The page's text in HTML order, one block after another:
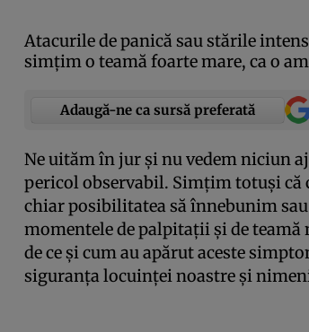
Atacurile de panică sau stările
simţim o teamă foarte mare, ca o
Adaugă-ne ca sursă preferată
Ne uităm în jur şi nu vedem niciun
pericol observabil. Simţim totuşi că
chiar posibilitatea să înnebunim
momentele de palpitaţii şi de
de ce şi cum au apărut aceste
siguranţa locuinţei noastre şi